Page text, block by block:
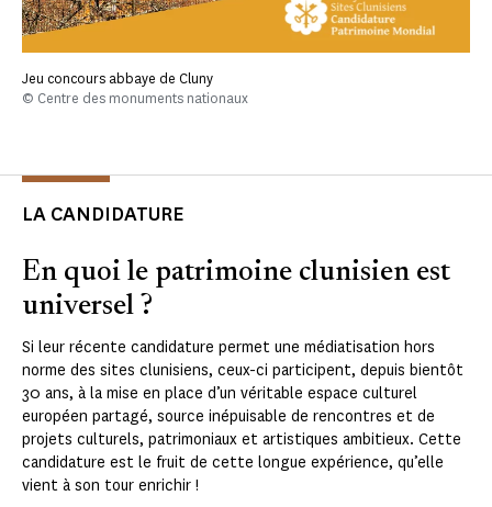
Jeu concours abbaye de Cluny
© Centre des monuments nationaux
LA CANDIDATURE
En quoi le patrimoine clunisien est
universel ?
Si leur récente candidature permet une médiatisation hors
norme des sites clunisiens, ceux-ci participent, depuis bientôt
30 ans, à la mise en place d’un véritable espace culturel
européen partagé, source inépuisable de rencontres et de
projets culturels, patrimoniaux et artistiques ambitieux. Cette
candidature est le fruit de cette longue expérience, qu’elle
vient à son tour enrichir !